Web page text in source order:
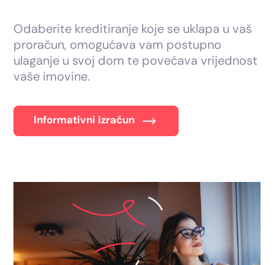
Odaberite kreditiranje koje se uklapa u vaš
proračun, omogućava vam postupno
ulaganje u svoj dom te povećava vrijednost
vaše imovine.
Informativni izračun